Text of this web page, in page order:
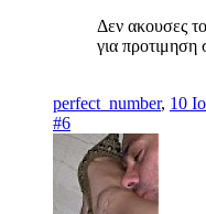
Δεν ακουσες
για προτιμηση
perfect_number, 10
#6